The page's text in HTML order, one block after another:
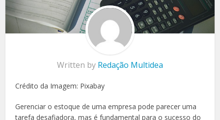
Written by Redação Multidea
Crédito da Imagem: Pixabay
Gerenciar o estoque de uma empresa pode parecer uma
tarefa desafiadora, mas é fundamental para o sucesso do